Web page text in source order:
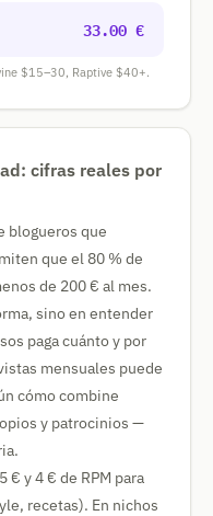
33.00 €
$15–30, Raptive $40+.
cifras reales por
blogueros que
que el 80 % de
de 200 € al mes.
sino en entender
paga cuánto y por
mensuales puede
cómo combine
y patrocinios —
€ y 4 € de RPM para
recetas). En nichos